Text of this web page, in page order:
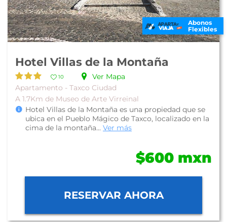
Abonos
Flexibles
Hotel Villas de la Montaña
10
Ver Mapa
Apartamento - Taxco Ciudad
A 1.7Km de Museo de Arte Virreinal
Hotel Villas de la Montaña es una propiedad que se
ubica en el Pueblo Mágico de Taxco, localizado en la
cima de la montaña... Ver más
$600 mxn
RESERVAR AHORA